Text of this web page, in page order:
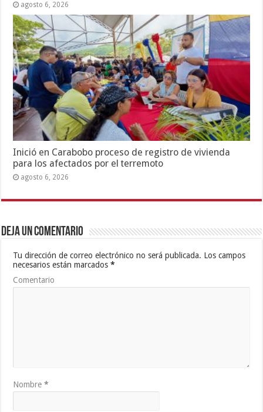
agosto 6, 2026
Inició en Carabobo proceso de registro de vivienda
para los afectados por el terremoto
agosto 6, 2026
Deja un comentario
Tu dirección de correo electrónico no será publicada. Los campos
necesarios están marcados*
Comentario
Nombre*